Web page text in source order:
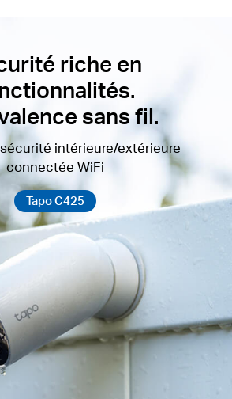
riche en
sans fil.
intérieure/extérieure
connectée WiFi
Tapo C425